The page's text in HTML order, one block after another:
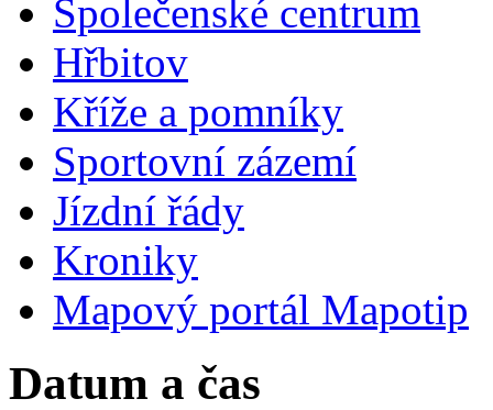
Společenské centrum
Hřbitov
Kříže a pomníky
Sportovní zázemí
Jízdní řády
Kroniky
Mapový portál Mapotip
Datum a čas